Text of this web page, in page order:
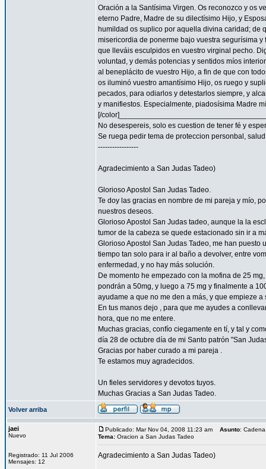
Oración a la Santísima Virgen. Os reconozco y os
eterno Padre, Madre de su dilectísimo Hijo, y
humildad os suplico por aquella divina caridad; de
misericordia de ponerme bajo vuestra segurísima
que lleváis esculpidos en vuestro virginal pecho.
voluntad, y demás potencias y sentidos míos
al beneplácito de vuestro Hijo, a fin de que con
os iluminó vuestro amantísimo Hijo, os ruego y
pecados, para odiarlos y detestarlos siempre, y
y manifiestos. Especialmente, piadosísima Madre
[/
No desespereis, solo es cuestion de tener fé y
Se ruega pedir tema de proteccion personbal,
-----------------
Agradecimiento a San Judas Tadeo)
Glorioso Apostol San Judas Tadeo.
Te doy las gracias en nombre de mi pareja y mío,
nuestros deseos.
Glorioso Apostol San Judas tadeo, aunque la la
tumor de la cabeza se quede estacionado sin ir a
Glorioso Apostol San Judas Tadeo, me han
tiempo tan solo para ir al baño a devolver, entre
enfermedad, y no hay más solución.
De momento he empezado con la mofina de 25
pondrán a 50mg, y luego a 75 mg y finalmente a
ayudame a que no me den a más, y que empieze
En tus manos dejo , para que me ayudes a
hora, que no me entere.
Muchas gracias, confío ciegamente en tí, y tal y
día 28 de octubre día de mi Santo patrón "San
Gracias por haber curado a mi pareja .
Te estamos muy agradecidos.
Un fieles servidores y devotos tuyos.
Muchas Gracias a San Judas Tadeo.
Volver arriba
jaei
Nuevo
Registrado: 11 Jul 2006
Mensajes: 12
Publicado: Mar Nov 04, 2008 11:23 am Asunto:
Tema: Oracion a San Judas Tadeo
Agradecimiento a San Judas Tadeo)